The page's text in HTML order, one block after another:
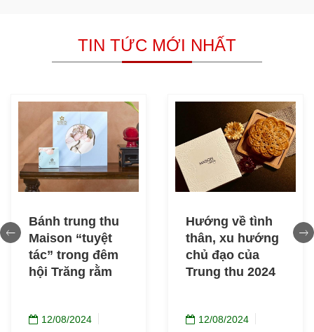
TIN TỨC MỚI NHẤT
Bánh trung thu
Maison “tuyệt
tác” trong đêm
hội Trăng rằm
12/08/2024
Hướng về tình
thân, xu hướng
chủ đạo của
Trung thu 2024
12/08/2024